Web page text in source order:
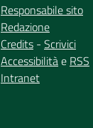
Responsabile sito
Redazione
Credits - Scrivici
Accessibilitàe RSS
Intranet